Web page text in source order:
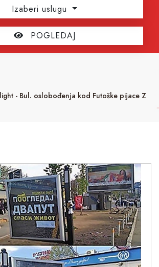
Izaberi uslugu
POGLEDAJ
- Bul. oslobođenja kod Futoške pijace Z